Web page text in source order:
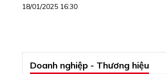
18/01/2025 16:30
Doanh nghiệp - Thương hiệu